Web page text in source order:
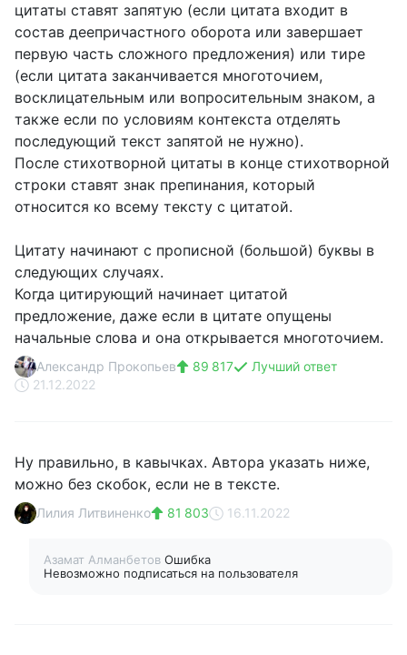
цитаты ставят запятую (если цитата входит в
состав деепричастного оборота или завершает
первую часть сложного предложения) или тире
(если цитата заканчивается многоточием,
восклицательным или вопросительным знаком, а
также если по условиям контекста отделять
последующий текст запятой не нужно).
После стихотворной цитаты в конце стихотворной
строки ставят знак препинания, который
относится ко всему тексту с цитатой.
Цитату начинают с прописной (большой) буквы в
следующих случаях.
Когда цитирующий начинает цитатой
предложение, даже если в цитате опущены
начальные слова и она открывается многоточием.
Александр Прокопьев 89 817
Лучший ответ
21.12.2022
Ну правильно, в кавычках. Автора указать ниже,
можно без скобок, если не в тексте.
Лилия Литвиненко 81 803 16.11.2022
Азамат Алманбетов Ошибка
Невозможно подписаться на пользователя